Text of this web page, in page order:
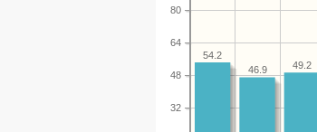
32
48
64
80
49.2
46.9
54.2